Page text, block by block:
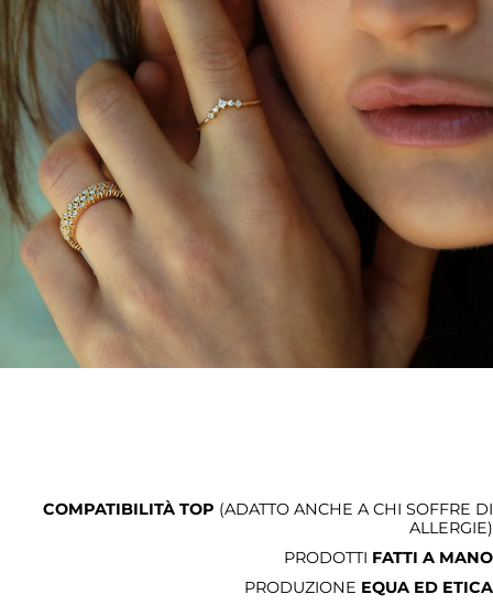
COMPATIBILITÀ TOP (ADATTO ANCHE A CHI SOFFRE DI
ALLERGIE)
PRODOTTI FATTI A MANO
PRODUZIONE EQUA ED ETICA